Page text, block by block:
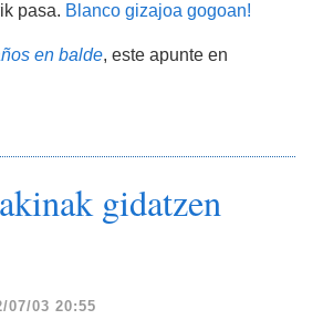
pasa. Blanco gizajoa gogoan!
en balde, este apunte en
gidatzen
07/03 20:55